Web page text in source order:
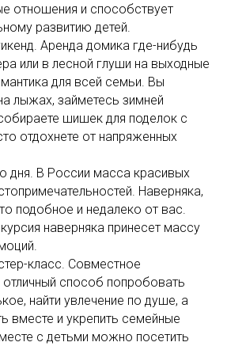
отношения и способствует
развитию детей.
Аренда домика где-нибудь
или в лесной глуши на выходные
для всей семьи. Вы
лыжах, займетесь зимней
шишек для поделок с
отдохнете от напряженных
дня. В России масса красивых
Наверняка,
подобное и недалеко от вас.
наверняка принесет массу
класс. Совместное
способ попробовать
найти увлечение по душе, а
вместе и укрепить семейные
с детьми можно посетить